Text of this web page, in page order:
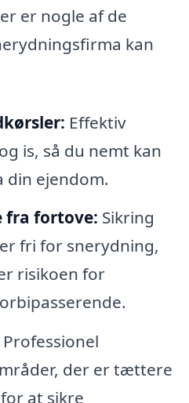
er nogle af de
kan
Effektiv
is, så du nemt kan
din ejendom.
fra fortove: Sikring
fri for snerydning,
risikoen for
Professionel
der er tættere
at sikre